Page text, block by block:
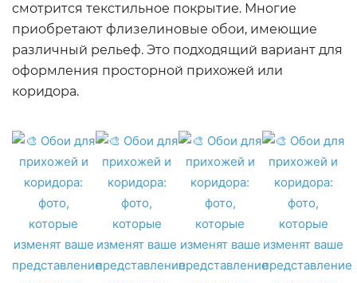
смотрится текстильное покрытие. Многие
приобретают флизелиновые обои, имеющие
различный рельеф. Это подходящий вариант для
оформления просторной прихожей или
коридора.